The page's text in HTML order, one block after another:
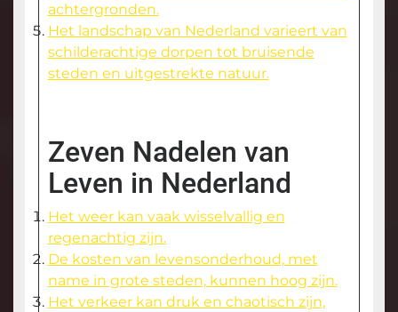
achtergronden.
Het landschap van Nederland varieert van
schilderachtige dorpen tot bruisende
steden en uitgestrekte natuur.
Zeven Nadelen van
Leven in Nederland
Het weer kan vaak wisselvallig en
regenachtig zijn.
De kosten van levensonderhoud, met
name in grote steden, kunnen hoog zijn.
Het verkeer kan druk en chaotisch zijn,